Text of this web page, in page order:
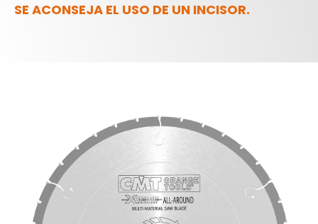
SE ACONSEJA EL USO DE UN INCISOR.